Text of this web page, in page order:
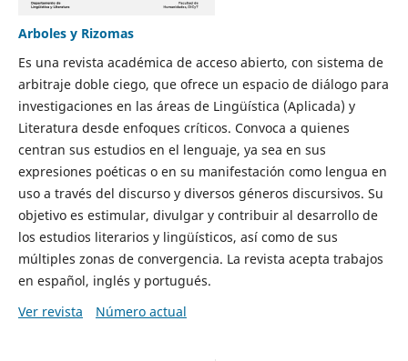
Arboles y Rizomas
Es una revista académica de acceso abierto, con sistema de
arbitraje doble ciego, que ofrece un espacio de diálogo para
investigaciones en las áreas de Lingüística (Aplicada) y
Literatura desde enfoques críticos. Convoca a quienes
centran sus estudios en el lenguaje, ya sea en sus
expresiones poéticas o en su manifestación como lengua en
uso a través del discurso y diversos géneros discursivos. Su
objetivo es estimular, divulgar y contribuir al desarrollo de
los estudios literarios y lingüísticos, así como de sus
múltiples zonas de convergencia. La revista acepta trabajos
en español, inglés y portugués.
Ver revista
Número actual